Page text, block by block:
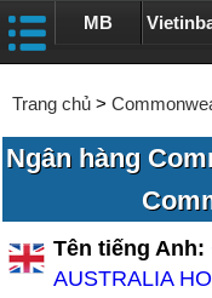
MB
Trang chủ >
Ngân hàng
Tên tiếng Anh:
AUSTRALIA